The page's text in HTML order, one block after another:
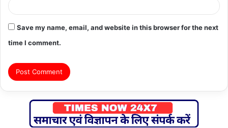
Save my name, email, and website in this browser for the next
time I comment.